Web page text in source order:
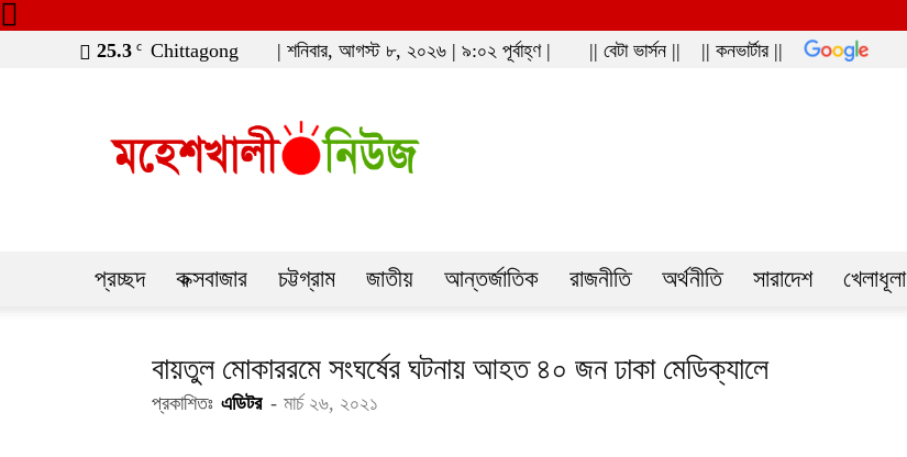
25.3 C Chittagong | শনিবার, আগস্ট ৮, ২০২৬ | ৯:০২ পূর্বাহ্ণ | || বেটা ভার্সন || || কনভার্টার ||
প্রচ্ছদ কক্সবাজার চট্টগ্রাম জাতীয় আন্তর্জাতিক রাজনীতি অর্থনীতি সারাদেশ খেলাধূলা
বায়তুল মোকাররমে সংঘর্ষের ঘটনায় আহত ৪০ জন ঢাকা মেডিক্যালে
প্রকাশিতঃ এডিটর - মার্চ ২৬, ২০২১